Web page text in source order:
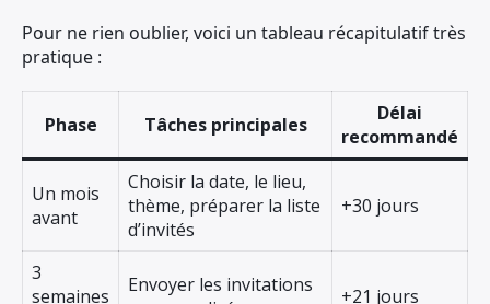
Pour ne rien oublier, voici un tableau récapitulatif très
pratique :
Phase Tâches principales
Délai
recommandé
Un mois
avant
Choisir la date, le lieu,
thème, préparer la liste
d’invités
+30 jours
3
semaines
Envoyer les invitations
+21 jours